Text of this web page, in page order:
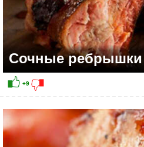
+1
Сочные ребрышки